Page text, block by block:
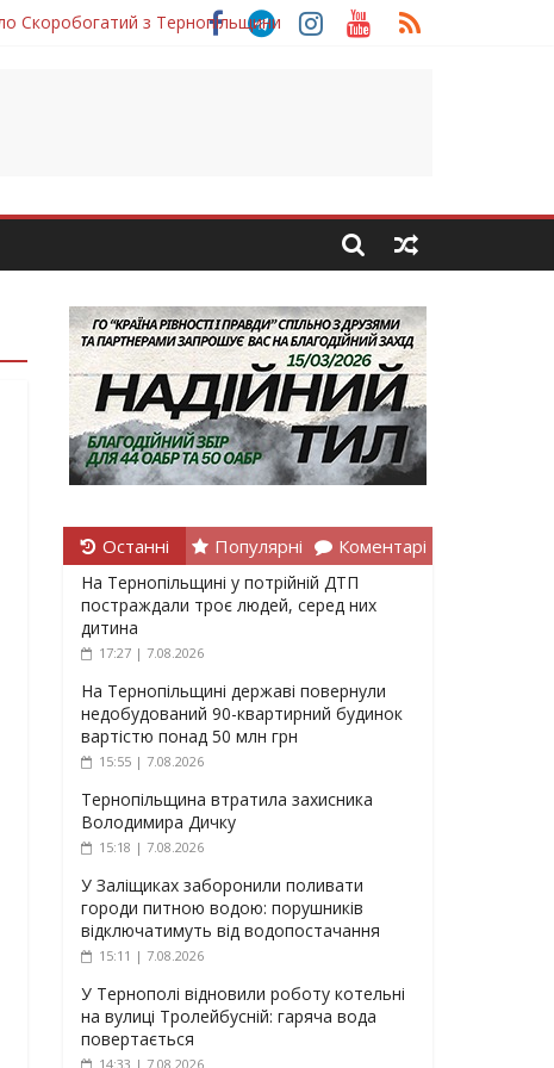
Скоробогатий з Тернопільщини
Останні Популярні Коментарі
На Тернопільщині у потрійній ДТП
постраждали троє людей, серед них
дитина
17:27 | 7.08.2026
На Тернопільщині державі повернули
недобудований 90-квартирний будинок
вартістю понад 50 млн грн
15:55 | 7.08.2026
Тернопільщина втратила захисника
Володимира Дичку
15:18 | 7.08.2026
У Заліщиках заборонили поливати
городи питною водою: порушників
відключатимуть від водопостачання
15:11 | 7.08.2026
У Тернополі відновили роботу котельні
на вулиці Тролейбусній: гаряча вода
повертається
14:33 | 7.08.2026